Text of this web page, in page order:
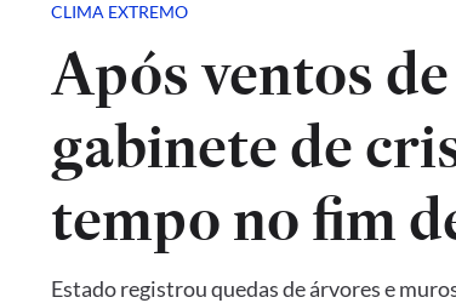
CLIMA EXTREMO
Após ventos
gabinete de
tempo no fim
Estado registrou quedas de árvores e